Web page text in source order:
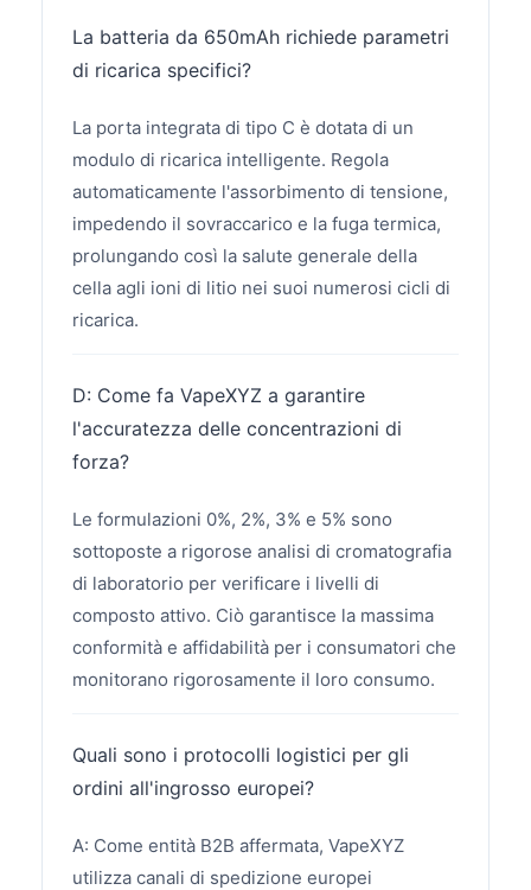
La batteria da 650mAh richiede parametri
di ricarica specifici?
La porta integrata di tipo C è dotata di un
modulo di ricarica intelligente. Regola
automaticamente l'assorbimento di tensione,
impedendo il sovraccarico e la fuga termica,
prolungando così la salute generale della
cella agli ioni di litio nei suoi numerosi cicli di
ricarica.
D: Come fa VapeXYZ a garantire
l'accuratezza delle concentrazioni di
forza?
Le formulazioni 0%, 2%, 3% e 5% sono
sottoposte a rigorose analisi di cromatografia
di laboratorio per verificare i livelli di
composto attivo. Ciò garantisce la massima
conformità e affidabilità per i consumatori che
monitorano rigorosamente il loro consumo.
Quali sono i protocolli logistici per gli
ordini all'ingrosso europei?
A: Come entità B2B affermata, VapeXYZ
utilizza canali di spedizione europei